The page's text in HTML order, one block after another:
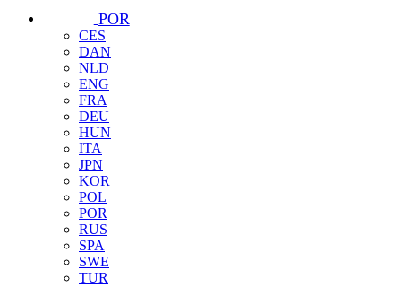
POR
CES
DAN
NLD
ENG
FRA
DEU
HUN
ITA
JPN
KOR
POL
POR
RUS
SPA
SWE
TUR